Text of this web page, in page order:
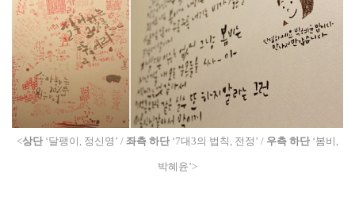
<상단‘달팽이, 정신영’ / 좌측 하단‘7대3의 법칙, 전정’ / 우측 하단‘봄비,
박혜윤’>